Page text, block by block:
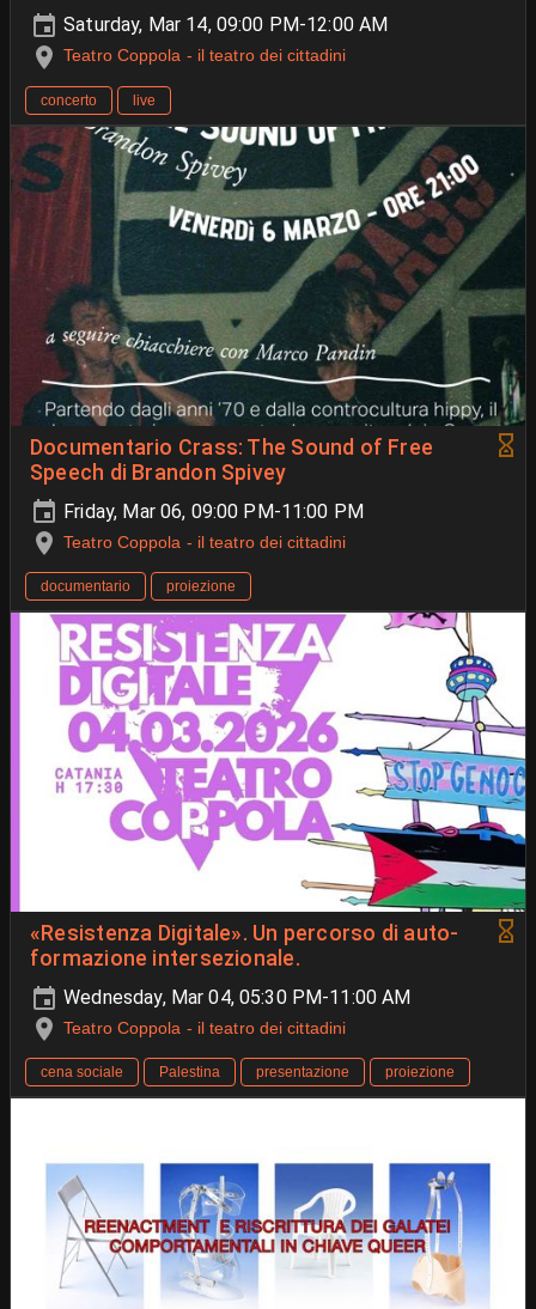
Saturday, Mar 14, 09:00 PM-12:00 AM
Teatro Coppola - il teatro dei cittadini
concerto live
Documentario Crass: The Sound of Free
Speech di Brandon Spivey
Friday, Mar 06, 09:00 PM-11:00 PM
Teatro Coppola - il teatro dei cittadini
documentario proiezione
«Resistenza Digitale». Un percorso di auto-
formazione intersezionale.
Wednesday, Mar 04, 05:30 PM-11:00 AM
Teatro Coppola - il teatro dei cittadini
cena sociale Palestina presentazione proiezione